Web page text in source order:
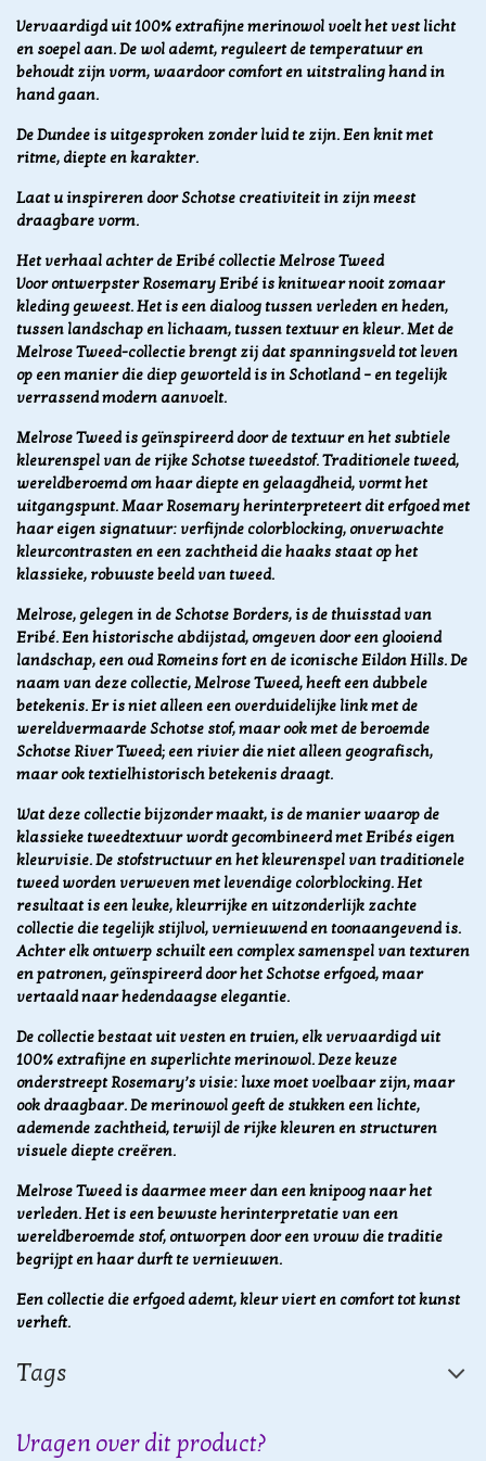
Vervaardigd uit 100% extrafijne merinowol voelt het vest licht
en soepel aan. De wol ademt, reguleert de temperatuur en
behoudt zijn vorm, waardoor comfort en uitstraling hand in
hand gaan.
De Dundee is uitgesproken zonder luid te zijn. Een knit met
ritme, diepte en karakter.
Laat u inspireren door Schotse creativiteit in zijn meest
draagbare vorm.
Het verhaal achter de Eribé collectie Melrose Tweed
Voor ontwerpster Rosemary Eribé is knitwear nooit zomaar
kleding geweest. Het is een dialoog tussen verleden en heden,
tussen landschap en lichaam, tussen textuur en kleur. Met de
Melrose Tweed-collectie brengt zij dat spanningsveld tot leven
op een manier die diep geworteld is in Schotland – en tegelijk
verrassend modern aanvoelt.
Melrose Tweed is geïnspireerd door de textuur en het subtiele
kleurenspel van de rijke Schotse tweedstof. Traditionele tweed,
wereldberoemd om haar diepte en gelaagdheid, vormt het
uitgangspunt. Maar Rosemary herinterpreteert dit erfgoed met
haar eigen signatuur: verfijnde colorblocking, onverwachte
kleurcontrasten en een zachtheid die haaks staat op het
klassieke, robuuste beeld van tweed.
Melrose, gelegen in de Schotse Borders, is de thuisstad van
Eribé. Een historische abdijstad, omgeven door een glooiend
landschap, een oud Romeins fort en de iconische Eildon Hills. De
naam van deze collectie, Melrose Tweed, heeft een dubbele
betekenis. Er is niet alleen een overduidelijke link met de
wereldvermaarde Schotse stof, maar ook met de beroemde
Schotse River Tweed; een rivier die niet alleen geografisch,
maar ook textielhistorisch betekenis draagt.
Wat deze collectie bijzonder maakt, is de manier waarop de
klassieke tweedtextuur wordt gecombineerd met Eribés eigen
kleurvisie. De stofstructuur en het kleurenspel van traditionele
tweed worden verweven met levendige colorblocking. Het
resultaat is een leuke, kleurrijke en uitzonderlijk zachte
collectie die tegelijk stijlvol, vernieuwend en toonaangevend is.
Achter elk ontwerp schuilt een complex samenspel van texturen
en patronen, geïnspireerd door het Schotse erfgoed, maar
vertaald naar hedendaagse elegantie.
De collectie bestaat uit vesten en truien, elk vervaardigd uit
100% extrafijne en superlichte merinowol. Deze keuze
onderstreept Rosemary’s visie: luxe moet voelbaar zijn, maar
ook draagbaar. De merinowol geeft de stukken een lichte,
ademende zachtheid, terwijl de rijke kleuren en structuren
visuele diepte creëren.
Melrose Tweed is daarmee meer dan een knipoog naar het
verleden. Het is een bewuste herinterpretatie van een
wereldberoemde stof, ontworpen door een vrouw die traditie
begrijpt en haar durft te vernieuwen.
Een collectie die erfgoed ademt, kleur viert en comfort tot kunst
verheft.
Tags
Vragen over dit product?